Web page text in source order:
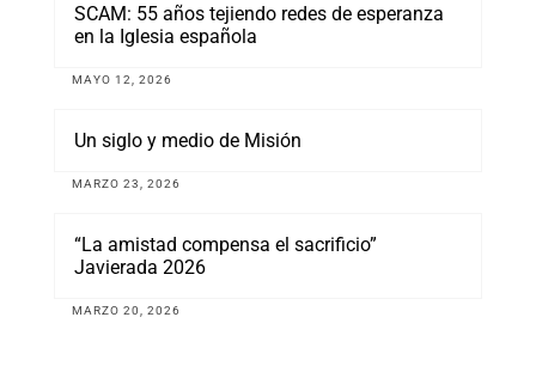
SCAM: 55 años tejiendo redes de esperanza
en la Iglesia española
MAYO 12, 2026
Un siglo y medio de Misión
MARZO 23, 2026
“La amistad compensa el sacrificio”
Javierada 2026
MARZO 20, 2026